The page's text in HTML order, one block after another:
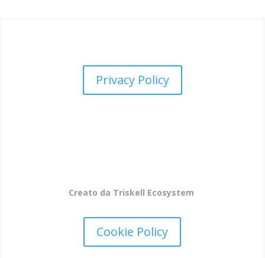
Privacy Policy
Creato da Triskell Ecosystem
Cookie Policy